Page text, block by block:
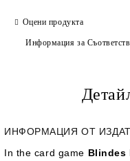
Оцени продукта
Информация за
ИНФОРМАЦИЯ ОТ
In the card game Blindes